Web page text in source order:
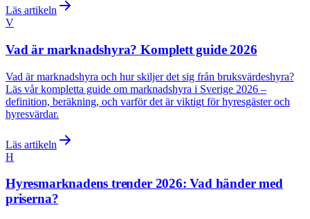
Läs artikeln
V
Vad är marknadshyra? Komplett guide 2026
Vad är marknadshyra och hur skiljer det sig från bruksvärdeshyra?
Läs vår kompletta guide om marknadshyra i Sverige 2026 –
definition, beräkning, och varför det är viktigt för hyresgäster och
hyresvärdar.
Läs artikeln
H
Hyresmarknadens trender 2026: Vad händer med
priserna?